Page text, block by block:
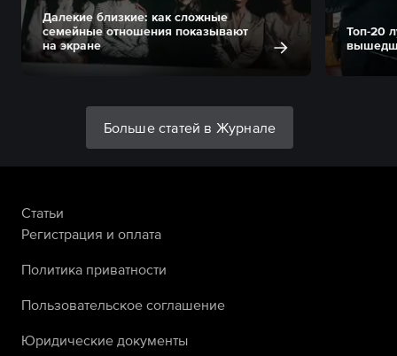
Далекие близкие: как сложные
семейные отношения показывают
на экране
Топ-20
Больше статей в Журнале
Статьи
Регистрация и оплата
Политика приватности
Пользовательское соглашение
Юридические документы